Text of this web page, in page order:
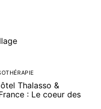
Thalasso &
: Le coeur des